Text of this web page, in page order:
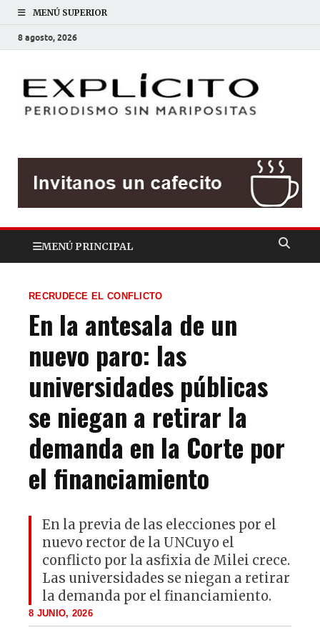
MENÚ SUPERIOR
8 agosto, 2026
MENÚ PRINCIPAL
RECRUDECE EL CONFLICTO
En la antesala de un
nuevo paro: las
universidades públicas
se niegan a retirar la
demanda en la Corte por
el financiamiento
En la previa de las elecciones por el
nuevo rector de la UNCuyo el
conflicto por la asfixia de Milei crece.
Las universidades se niegan a retirar
la demanda por el financiamiento.
8 JUNIO, 2026